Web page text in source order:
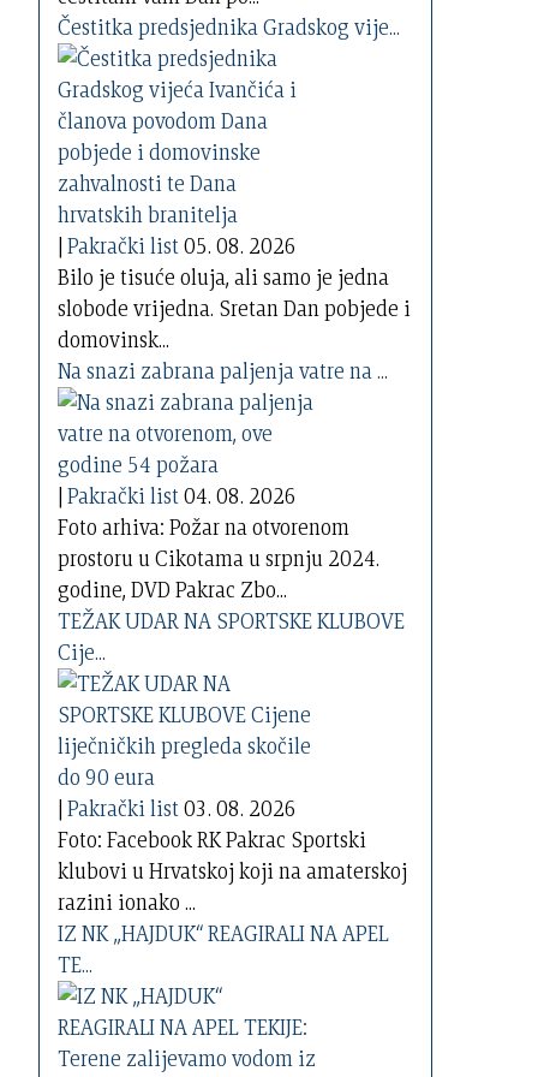
Čestitka predsjednika Gradskog vije...
|Pakrački list05. 08. 2026
Bilo je tisuće oluja, ali samo je jedna
slobode vrijedna. Sretan Dan pobjede i
domovinsk...
Na snazi zabrana paljenja vatre na ...
|Pakrački list04. 08. 2026
Foto arhiva: Požar na otvorenom
prostoru u Cikotama u srpnju 2024.
godine, DVD Pakrac Zbo...
TEŽAK UDAR NA SPORTSKE KLUBOVE
Cije...
|Pakrački list03. 08. 2026
Foto: Facebook RK Pakrac Sportski
klubovi u Hrvatskoj koji na amaterskoj
razini ionako ...
IZ NK „HAJDUK“ REAGIRALI NA APEL
TE...